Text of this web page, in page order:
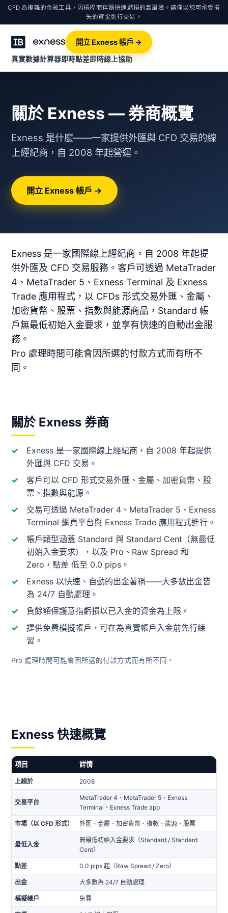
CFD 為複雜的金融工具，因槓桿而伴隨快速虧損的高風險。請僅以您可承受損
失的資金進行交易。
真實數據計算器即時點差即時線上協助
開立 Exness 帳戶 →
關於 Exness — 券商概覽
Exness 是什麼——一家提供外匯與 CFD 交易的線
上經紀商，自 2008 年起營運。
開立 Exness 帳戶 →
Exness 是一家國際線上經紀商，自 2008 年起提
供外匯及 CFD 交易服務。客戶可透過 MetaTrader
4、MetaTrader 5、Exness Terminal 及 Exness
Trade 應用程式，以 CFDs 形式交易外匯、金屬、
加密貨幣、股票、指數與能源商品，Standard 帳
戶無最低初始入金要求，並享有快速的自動出金服
務。
Pro 處理時間可能會因所選的付款方式而有所不
同。
關於 Exness 券商
Exness 是一家國際線上經紀商，自 2008 年起提供
外匯與 CFD 交易。
客戶可以 CFD 形式交易外匯、金屬、加密貨幣、股
票、指數與能源。
交易可透過 MetaTrader 4、MetaTrader 5、Exness
Terminal 網頁平台與 Exness Trade 應用程式進行。
帳戶類型涵蓋 Standard 與 Standard Cent（無最低
初始入金要求），以及 Pro、Raw Spread 和
Zero，點差 低至 0.0 pips。
Exness 以快速、自動的出金著稱——大多數出金皆
為 24/7 自動處理。
負餘額保護意指虧損以已入金的資金為上限。
提供免費模擬帳戶，可在為真實帳戶入金前先行練
習。
Pro 處理時間可能會因所選的付款方式而有所不同。
Exness 快速概覽
項目 詳情
上線於 2008
交易平台
MetaTrader 4、MetaTrader 5、Exness
Terminal、Exness Trade app
市場（以 CFD 形式） 外匯、金屬、加密貨幣、指數、能源、股票
最低入金
無最低初始入金要求（Standard / Standard
Cent）
點差 0.0 pips 起（Raw Spread / Zero）
出金 大多數為 24/7 自動處理
模擬帳戶 免費